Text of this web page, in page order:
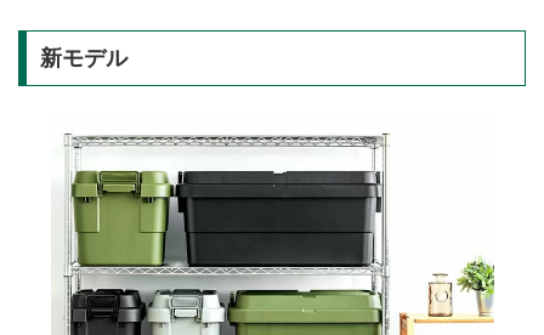
新モデル